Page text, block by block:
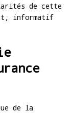
de cette
informatif
de la